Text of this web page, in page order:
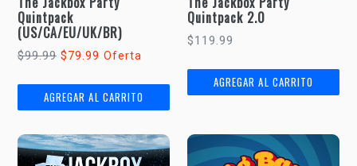
Quintpack
(US/CA/EU/UK/BR)
Precio
$99.99 $79.99 Oferta
Quintpack 2.0
Precio
$119.99